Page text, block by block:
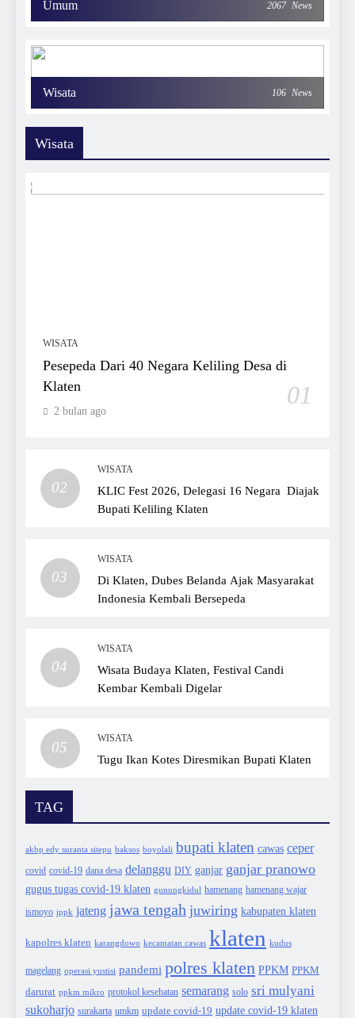
Umum 2067 News
Wisata 106 News
Wisata
WISATA
Pesepeda Dari 40 Negara Keliling Desa di
Klaten
01
2 bulan ago
02
WISATA
KLIC Fest 2026, Delegasi 16 Negara Diajak
Bupati Keliling Klaten
03
WISATA
Di Klaten, Dubes Belanda Ajak Masyarakat
Indonesia Kembali Bersepeda
04
WISATA
Wisata Budaya Klaten, Festival Candi
Kembar Kembali Digelar
05
WISATA
Tugu Ikan Kotes Diresmikan Bupati Klaten
TAG
akbp edy suranta sitepu baksos boyolali bupati klaten cawas ceper
covid covid-19 dana desa delanggu DIY ganjar ganjar pranowo
gugus tugas covid-19 klaten gunungkidul hamenang hamenang wajar
ismoyo ippk jateng jawa tengah juwiring kabupaten klaten
kapolres klaten karangdowo kecamatan cawas klaten kudus
magelang operasi yustisi pandemi polres klaten PPKM PPKM
darurat ppkm mikro protokol kesehatan semarang solo sri mulyani
sukoharjo surakarta umkm update covid-19 update covid-19 klaten